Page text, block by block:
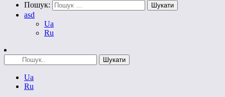
Пошук:
asd
Ua
Ru
Ua
Ru